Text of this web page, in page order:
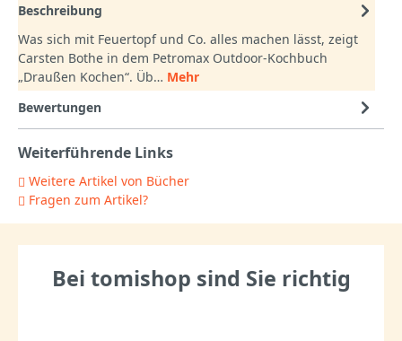
Beschreibung
Was sich mit Feuertopf und Co. alles machen lässt, zeigt
Carsten Bothe in dem Petromax Outdoor-Kochbuch
„Draußen Kochen“. Üb… Mehr
Bewertungen
Weiterführende Links
Weitere Artikel von Bücher
Fragen zum Artikel?
Bei tomishop sind Sie richtig